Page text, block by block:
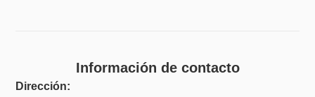
Información de contacto
Dirección: